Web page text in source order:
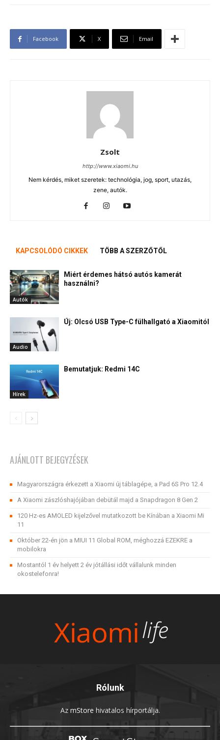
Facebook X Email
Zsolt
http://www.xiaomi.hu
Nem kérdés, miket szeretek: technológia, jog, sport, utazás,
zene, autók.
KAPCSOLÓDÓ CIKKEK TÖBB A SZERZŐTŐL
Autók
Miért érdemes hátsó autós kamerát
használni?
Audio
Új: Olcsó USB Type-C fülhallgató a Xiaomitól
Hírek
Bemutatjuk: Redmi 14C
AJÁNLOTT BEJEGYZÉSEK
Magyarországra érkezett a Xiaomi új táblagépe, a Pad 6S Pro 12.4
A Xiaomi zászlóshajójában debütál majd a Snapdragon 8 Gen 2
120 Hz-es AMOLED kijelzővel mutatkozott be Kínában a Xiaomi Mi
11
Október 22-én jön a MIUI 11 Global ROM, méghozzá EZEKRE a
mobilokra
Mostantól 1 év helyett 2 év jótállási időt vállalunk minden
okostelefonra!
Rólunk
Az mStore hivatalos hírportálja.